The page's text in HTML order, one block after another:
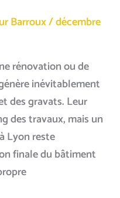
Barroux/décembre
rénovation ou de
inévitablement
des gravats. Leur
des travaux, mais un
Lyon reste
finale du bâtiment